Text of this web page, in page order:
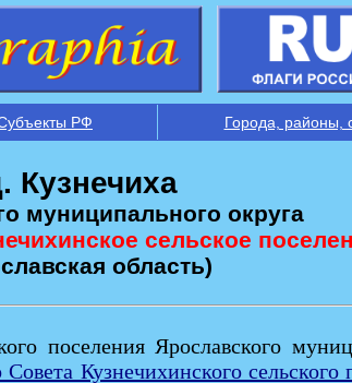
РФ Города, районы,
Кузнечиха
муниципального округа
сельское
область)
поселения Ярославского
Кузнечихинского сельского